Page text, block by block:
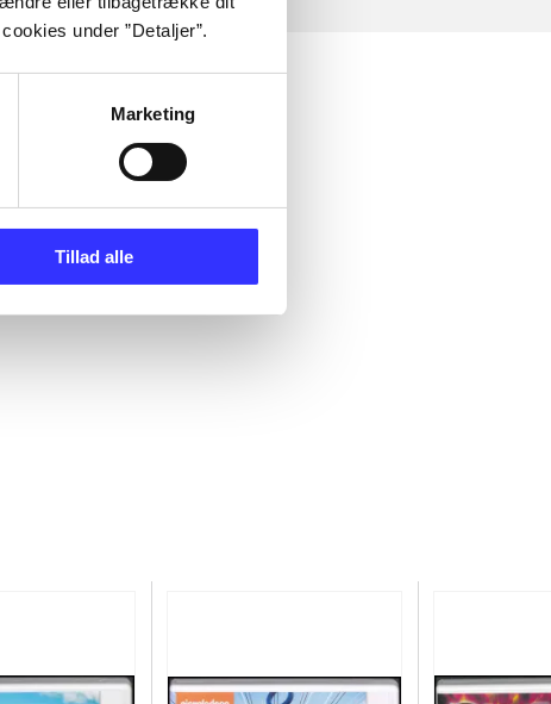
under ”Detaljer”.
Marketing
Tillad alle